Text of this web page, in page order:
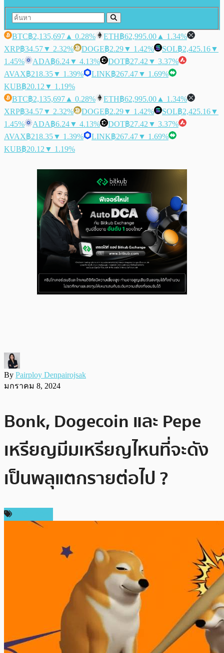
BTC฿2,135,697 ▲ 0.28% ETH฿62,995.00 ▲ 1.34%
XRP฿34.57▼ 2.32% DOGE฿2.29▼ 1.42% SOL฿2,425.16▼
1.45%
ADA฿6.24▼ 4.13% DOT฿27.42 ▼ 3.37%
AVAX฿218.35▼ 1.39% LINK฿267.47▼ 1.69%
KUB฿20.12 ▼ 1.19%
BTC฿2,135,697 ▲ 0.28% ETH฿62,995.00 ▲ 1.34%
XRP฿34.57▼ 2.32% DOGE฿2.29▼ 1.42% SOL฿2,425.16▼
1.45%
ADA฿6.24▼ 4.13% DOT฿27.42 ▼ 3.37%
AVAX฿218.35▼ 1.39% LINK฿267.47▼ 1.69%
KUB฿20.12 ▼ 1.19%
By Pairploy Denpairojsak
มกราคม 8, 2024
Bonk, Dogecoin และ Pepe
เหรียญมีมเหรียญไหนที่จะดัง
เป็นพลุแตกรายต่อไป ?